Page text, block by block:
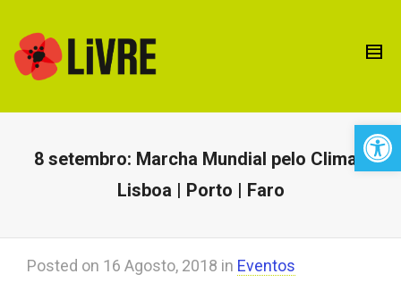
8 setembro: Marcha Mundial pelo Clima |
Lisboa | Porto | Faro
Posted on 16 Agosto, 2018 in Eventos